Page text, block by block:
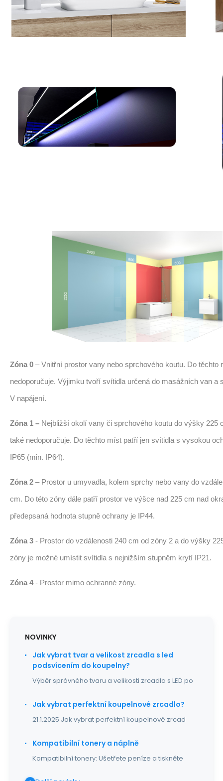
Zóna 0 – Vnitřní prostor vany nebo sprchového koutu. Do těchto
nedoporučuje. Výjimku tvoří svítidla určená do masážních van a
V napájení.
Zóna 1 – Nejbližší okolí vany či sprchového koutu do výšky 225
také nedoporučuje. Do těchto míst patří jen svítidla s vysokou
IP65 (min. IP64).
Zóna 2 – Prostor u umyvadla, kolem sprchy nebo vany do
cm. Do této zóny dále patří prostor ve výšce nad 225 cm nad
předepsaná hodnota stupně ochrany je IP44.
Zóna 3 - Prostor do vzdálenosti 240 cm od zóny 2 a do výšky
zóny je možné umístit svítidla s nejnižším stupněm krytí IP21.
Zóna 4- Prostor mimo ochranné zóny.
NOVINKY
Jak vybrat tvar a velikost zrcadla s led
podsvícením do koupelny?
Výběr správného tvaru a velikosti zrcadla s LED po
Jak vybrat perfektní koupelnové zrcadlo?
21.1.2025 Jak vybrat perfektní koupelnové zrcad
Kompatibilní tonery a náplně
Kompatibilní tonery: Ušetřete peníze a tiskněte